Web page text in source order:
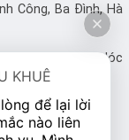
Công, Ba Đình, Hà
Thới Thượng, Hóc
KHUÊ
để lại lời
nào liên